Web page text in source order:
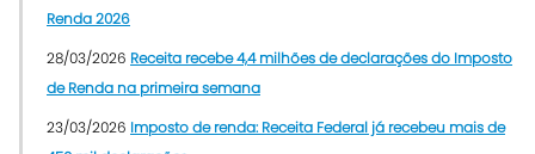
Renda 2026
28/03/2026 Receita recebe 4,4 milhões de declarações do Imposto
de Renda na primeira semana
23/03/2026 Imposto de renda: Receita Federal já recebeu mais de